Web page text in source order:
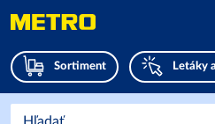
Sortiment Letáky